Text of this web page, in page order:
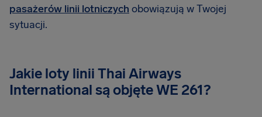
pasażerów linii lotniczych obowiązują w Twojej
sytuacji.
Jakie loty linii Thai Airways
International są objęte WE 261?